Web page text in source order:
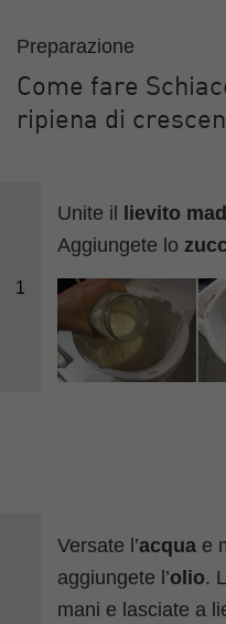
Preparazione
Come fare
ripiena di
1
Unite il lievito
Aggiungete lo
Versate l’acqua e
aggiungete l’olio.
mani e lasciate a